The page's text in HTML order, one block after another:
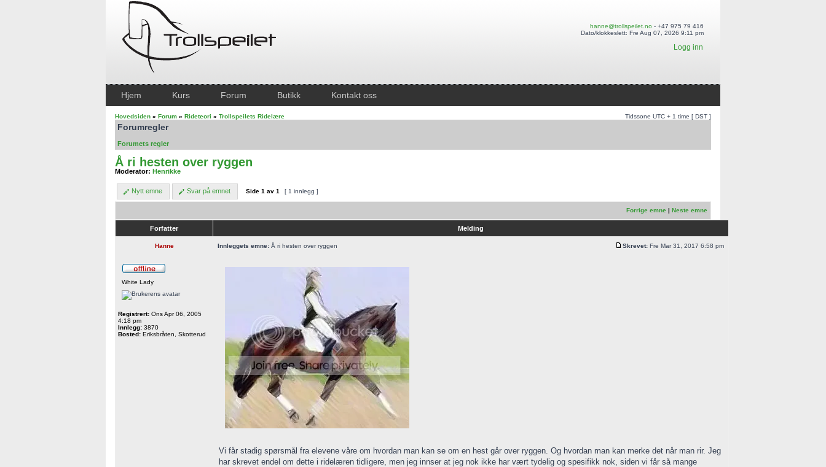
hanne@trollspeilet.no - +47 975 79 416
Dato/klokkeslett: Fre Aug 07, 2026 9:11 pm
Logg inn
Hjem Kurs Forum Butikk Kontakt oss
Hovedsiden » Forum » Rideteori » Trollspeilets Ridelære Tidssone UTC + 1 time [ DST ]
Forumregler
Forumets regler
Å ri hesten over ryggen
Moderator: Henrikke
Nytt emne Svar på emnet Side 1 av 1 [ 1 innlegg ]
Forrige emne | Neste emne
Forfatter Melding
Hanne Innleggets emne: Å ri hesten over ryggen Skrevet: Fre Mar 31, 2017 6:58 pm
White Lady
Registrert: Ons Apr 06, 2005
4:18 pm
Innlegg: 3870
Bosted: Eriksbråten, Skotterud
Vi får stadig spørsmål fra elevene våre om hvordan man kan se om en hest går over ryggen. Og hvordan man kan merke det når man rir. Jeg
har skrevet endel om dette i ridelæren tidligere, men jeg innser at jeg nok ikke har vært tydelig og spesifikk nok, siden vi får så mange